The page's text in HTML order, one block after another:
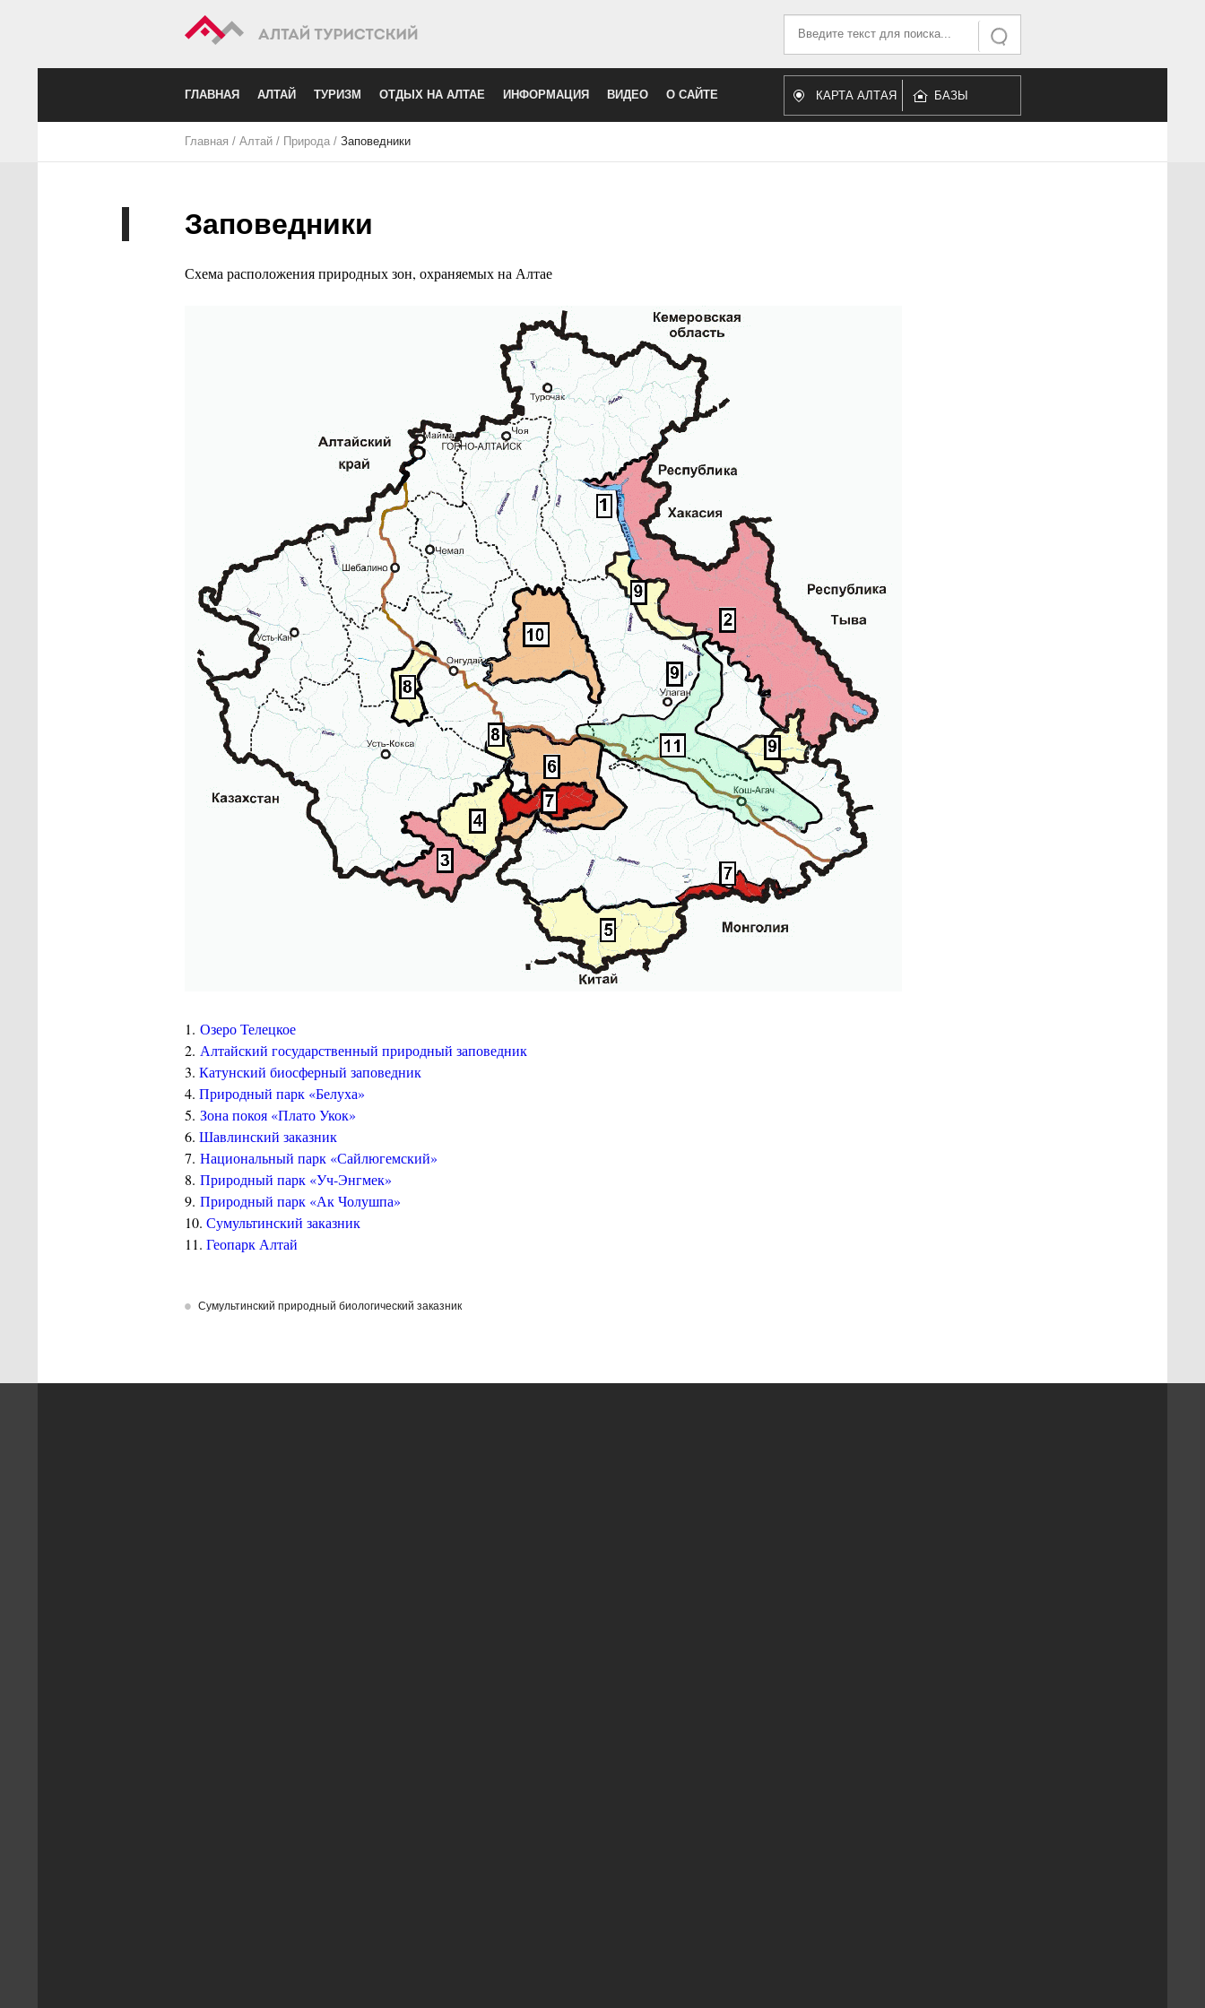
Искать
Искать...
ГЛАВНАЯ АЛТАЙ ТУРИЗМ ОТДЫХ НА АЛТАЕ ИНФОРМАЦИЯ ВИДЕО О САЙТЕ КАРТА АЛТАЯ БАЗЫ
Главная / Алтай/ Природа/ Заповедники
Заповедники
Схема расположения природных зон, охраняемых на Алтае
1. Озеро Телецкое
2. Алтайский государственный природный заповедник
3. Катунский биосферный заповедник
4. Природный парк «Белуха»
5. Зона покоя «Плато Укок»
6. Шавлинский заказник
7. Национальный парк «Сайлюгемский»
8. Природный парк «Уч-Энгмек»
9. Природный парк «Ак Чолушпа»
10. Сумультинский заказник
11. Геопарк Алтай
Сумультинский природный биологический заказник